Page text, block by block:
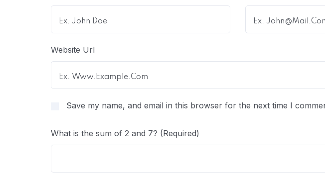
Website Url
Save my name, and email in this browser for the next time I
What is the sum of 2 and 7? (Required)